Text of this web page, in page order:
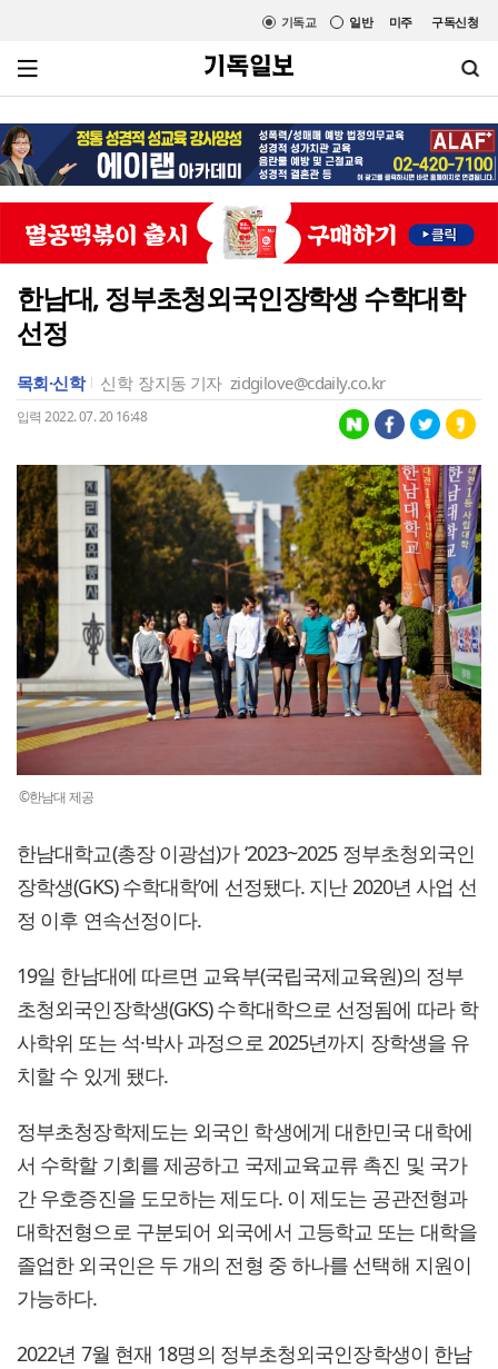
미주 구독신청
일반
기독교
한남대, 정부초청외국인장학생 수학대학
선정
목회·신학 신학 장지동 기자 zidgilove@cdaily.co.kr
입력 2022. 07. 20 16:48
©한남대 제공
한남대학교(총장 이광섭)가 ‘2023~2025 정부초청외국인
장학생(GKS) 수학대학’에 선정됐다. 지난 2020년 사업 선
정 이후 연속선정이다.
19일 한남대에 따르면 교육부(국립국제교육원)의 정부
초청외국인장학생(GKS) 수학대학으로 선정됨에 따라 학
사학위 또는 석·박사 과정으로 2025년까지 장학생을 유
치할 수 있게 됐다.
정부초청장학제도는 외국인 학생에게 대한민국 대학에
서 수학할 기회를 제공하고 국제교육교류 촉진 및 국가
간 우호증진을 도모하는 제도다. 이 제도는 공관전형과
대학전형으로 구분되어 외국에서 고등학교 또는 대학을
졸업한 외국인은 두 개의 전형 중 하나를 선택해 지원이
가능하다.
2022년 7월 현재 18명의 정부초청외국인장학생이 한남